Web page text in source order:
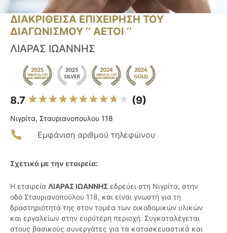
ΔΙΑΚΡΙΘΕΙΣΑ ΕΠΙΧΕΙΡΗΣΗ ΤΟΥ
ΔΙΑΓΩΝΙΣΜΟΥ ‘’ ΑΕΤΟΙ ‘’
ΛΙΑΡΑΣ ΙΩΑΝΝΗΣ
8.7 (9)
Νιγρίτα, Σταυριανοπουλου 118
Εμφάνιση αριθμού τηλεφώνου
Σχετικά με την εταιρεία:
Η εταιρεία ΛΙΑΡΑΣ ΙΩΑΝΝΗΣ εδρεύει στη Νιγρίτα, στην
οδό Σταυριανοπούλου 118, και είναι γνωστή για τη
δραστηριότητά της στον τομέα των οικοδομικών υλικών
και εργαλείων στην ευρύτερη περιοχή. Συγκαταλέγεται
στους βασικούς συνεργάτες για τα κατασκευαστικά και